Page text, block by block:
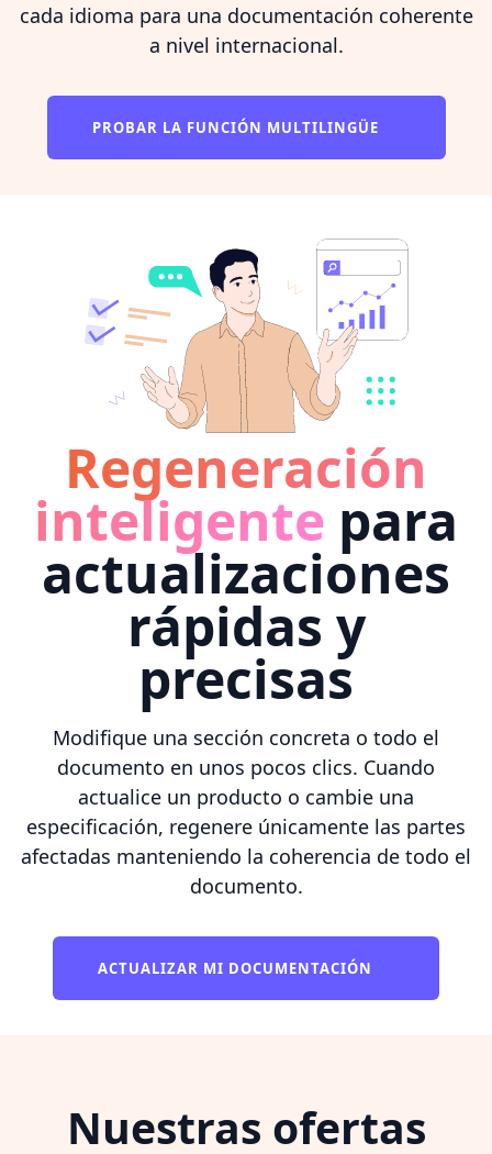
cada idioma para una documentación coherente
a nivel internacional.
PROBAR LA FUNCIÓN MULTILINGÜE
Regeneración
inteligente para
actualizaciones
rápidas y
precisas
Modifique una sección concreta o todo el
documento en unos pocos clics. Cuando
actualice un producto o cambie una
especificación, regenere únicamente las partes
afectadas manteniendo la coherencia de todo el
documento.
ACTUALIZAR MI DOCUMENTACIÓN
Nuestras ofertas